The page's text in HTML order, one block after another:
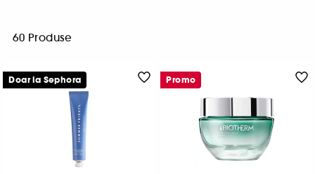
60 Produse
Doar la Sephora Promo